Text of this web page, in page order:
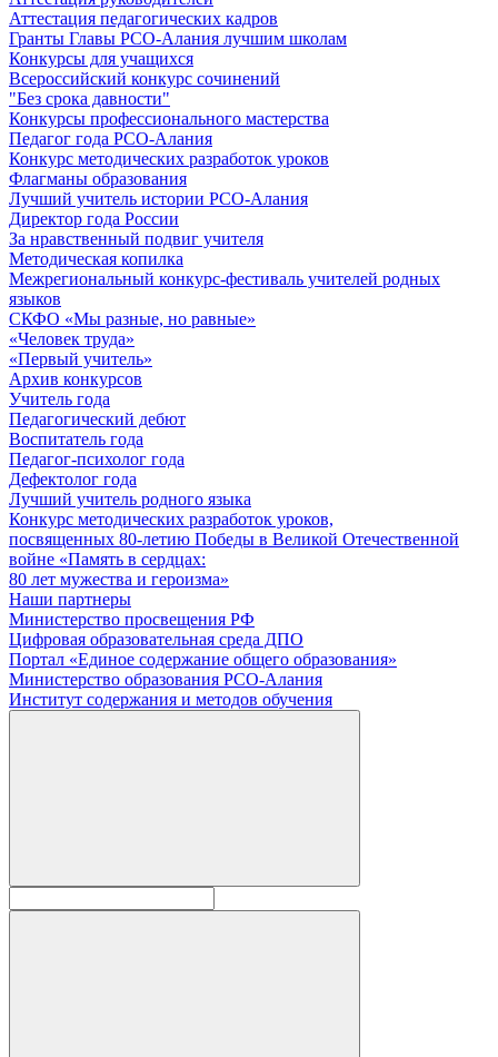
Аттестация педагогических кадров
Гранты Главы РСО-Алания лучшим школам
Конкурсы для учащихся
Всероссийский конкурс сочинений
"Без срока давности"
Конкурсы профессионального мастерства
Педагог года РСО-Алания
Конкурс методических разработок уроков
Флагманы образования
Лучший учитель истории РСО-Алания
Директор года России
За нравственный подвиг учителя
Методическая копилка
Межрегиональный конкурс-фестиваль учителей родных
языков
СКФО «Мы разные, но равные»
«Человек труда»
«Первый учитель»
Архив конкурсов
Учитель года
Педагогический дебют
Воспитатель года
Педагог-психолог года
Дефектолог года
Лучший учитель родного языка
Конкурс методических разработок уроков,
посвященных 80-летию Победы в Великой Отечественной
войне «Память в сердцах:
80 лет мужества и героизма»
Наши партнеры
Министерство просвещения РФ
Цифровая образовательная среда ДПО
Портал «Единое содержание общего образования»
Министерство образования РСО-Алания
Институт содержания и методов обучения